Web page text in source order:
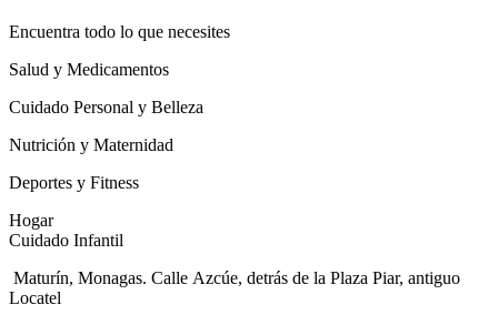
Encuentra todo lo que necesites
Salud y Medicamentos
Cuidado Personal y Belleza
Nutrición y Maternidad
Deportes y Fitness
Hogar
Cuidado Infantil
Maturín, Monagas. Calle Azcúe, detrás de la Plaza Piar, antiguo
Locatel